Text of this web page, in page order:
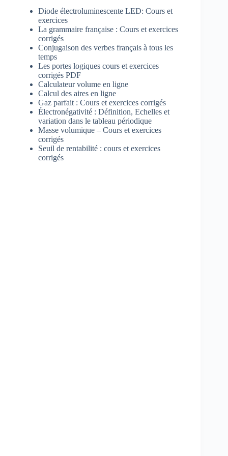
Diode électroluminescente LED: Cours et
exercices
La grammaire française : Cours et exercices
corrigés
Conjugaison des verbes français à tous les
temps
Les portes logiques cours et exercices
corrigés PDF
Calculateur volume en ligne
Calcul des aires en ligne
Gaz parfait : Cours et exercices corrigés
Électronégativité : Définition, Echelles et
variation dans le tableau périodique
Masse volumique – Cours et exercices
corrigés
Seuil de rentabilité : cours et exercices
corrigés